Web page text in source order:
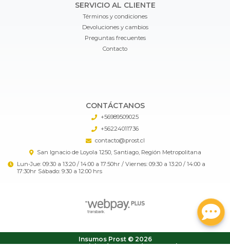
SERVICIO AL CLIENTE
Términos y condiciones
Devoluciones y cambios
Preguntas frecuentes
Contacto
CONTÁCTANOS
+56989509025
+56224011736
contacto@prost.cl
San Ignacio de Loyola 1250, Santiago, Región Metropolitana
Lun-Jue: 09:30 a 13:20 / 14:00 a 17:50hr / Viernes: 09:30 a 13:20 / 14:00 a
17:30hr Sábado: 9:30 a 12:00 hrs
Insumos Prost © 2026